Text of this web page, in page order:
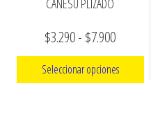
$3.290- $7.900Rango
de
precios:
Seleccionar opciones